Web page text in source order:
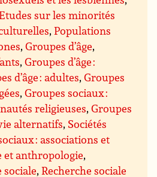
sur les minorités
,Populations
,Groupes d’âge,
,Groupes d’âge :
d’âge : adultes,Groupes
,Groupes sociaux :
religieuses,Groupes
alternatifs, Sociétés
: associations et
et anthropologie,
,Recherche sociale